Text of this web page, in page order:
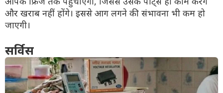
और खराब नहीं होंगे। इससे आग लगने की संभावना भी कम हो
जाएगी।
सर्विस